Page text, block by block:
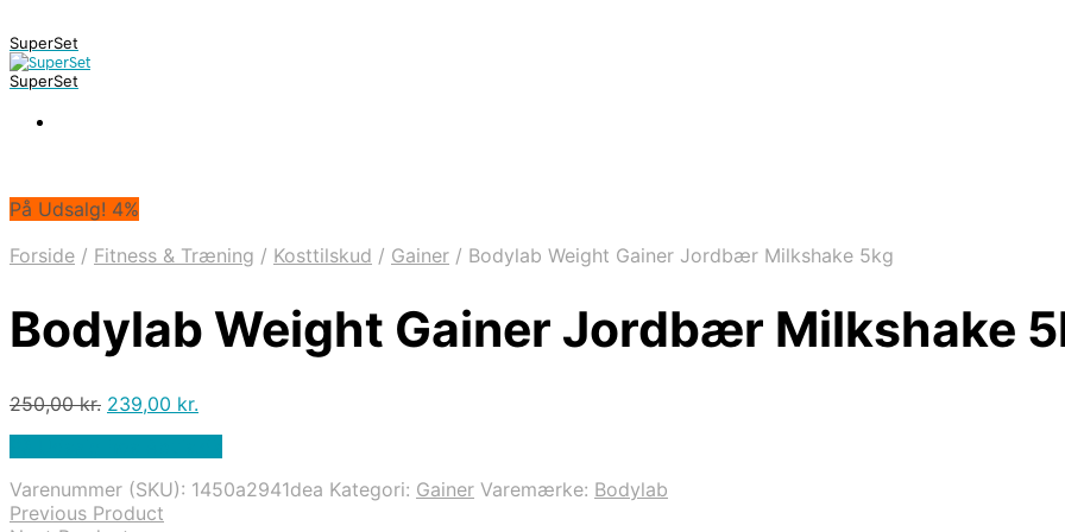
SuperSet
SuperSet
På Udsalg! 4%
Forside / Fitness & Træning / Kosttilskud / Gainer / Bodylab Weight Gainer Jordbær Milkshake 5kg
Bodylab Weight Gainer Jordbær Milkshake
250,00kr. Den
250,00 kr..
239,00 kr.
239,00 kr..
Varenummer (SKU): 1450a2941dea Kategori: Gainer Varemærke: Bodylab
Previous Product